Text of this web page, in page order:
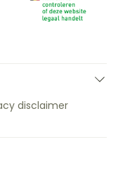
disclaimer